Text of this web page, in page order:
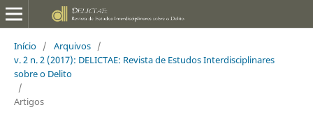
Início / Arquivos /
v. 2 n. 2 (2017): DELICTAE: Revista de Estudos Interdisciplinares
sobre o Delito
/
Artigos